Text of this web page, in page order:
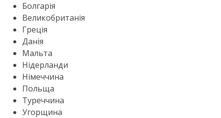
Болгарія
Великобританія
Греція
Данія
Мальта
Нідерланди
Німеччина
Польща
Туреччина
Угорщина